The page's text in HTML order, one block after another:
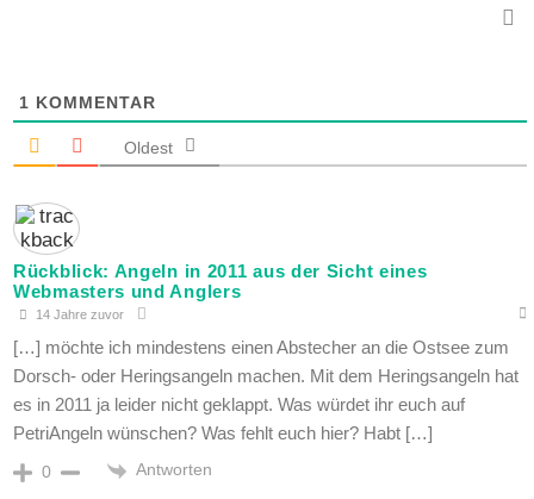
1 KOMMENTAR
Oldest
Rückblick: Angeln in 2011 aus der Sicht eines
Webmasters und Anglers
14 Jahre zuvor
[…] möchte ich mindestens einen Abstecher an die Ostsee zum
Dorsch- oder Heringsangeln machen. Mit dem Heringsangeln hat
es in 2011 ja leider nicht geklappt. Was würdet ihr euch auf
PetriAngeln wünschen? Was fehlt euch hier? Habt […]
0 Antworten